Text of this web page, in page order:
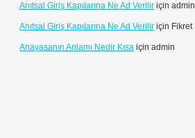
Anıtsal Giriş Kapılarına Ne Ad Verilir için admin
Anıtsal Giriş Kapılarına Ne Ad Verilir için Fikret
Anayasanın Anlamı Nedir Kısa için admin